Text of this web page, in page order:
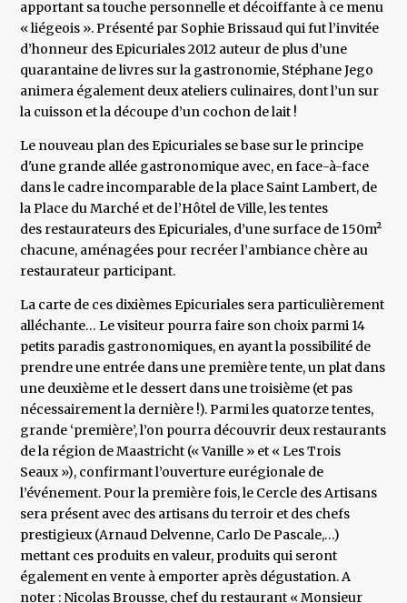
apportant sa touche personnelle et décoiffante à ce menu
« liégeois ». Présenté par Sophie Brissaud qui fut l’invitée
d’honneur des Epicuriales 2012 auteur de plus d’une
quarantaine de livres sur la gastronomie, Stéphane Jego
animera également deux ateliers culinaires, dont l’un sur
la cuisson et la découpe d’un cochon de lait !
Le nouveau plan des Epicuriales se base sur le principe
d'une grande allée gastronomique avec, en face-à-face
dans le cadre incomparable de la place Saint Lambert, de
la Place du Marché et de l’Hôtel de Ville, les tentes
des restaurateurs des Epicuriales, d’une surface de 150m²
chacune, aménagées pour recréer l’ambiance chère au
restaurateur participant.
La carte de ces dixièmes Epicuriales sera particulièrement
alléchante… Le visiteur pourra faire son choix parmi 14
petits paradis gastronomiques, en ayant la possibilité de
prendre une entrée dans une première tente, un plat dans
une deuxième et le dessert dans une troisième (et pas
nécessairement la dernière !). Parmi les quatorze tentes,
grande ‘première’, l’on pourra découvrir deux restaurants
de la région de Maastricht (« Vanille » et « Les Trois
Seaux »), confirmant l’ouverture eurégionale de
l’événement. Pour la première fois, le Cercle des Artisans
sera présent avec des artisans du terroir et des chefs
prestigieux (Arnaud Delvenne, Carlo De Pascale,…)
mettant ces produits en valeur, produits qui seront
également en vente à emporter après dégustation. A
noter : Nicolas Brousse, chef du restaurant « Monsieur